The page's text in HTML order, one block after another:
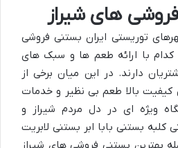
های شیراز
توریستی ایران بستنی فروشی
با ارائه طعم ها و سبک های
دارند. در این میان برخی از
بالا طعم بی نظیر و خدمات
ویژه ای در دل مردم شیراز و
کلبه بستنی بابا ابر بستنی لابریت
بهترین بستنی فروشی های شیراز